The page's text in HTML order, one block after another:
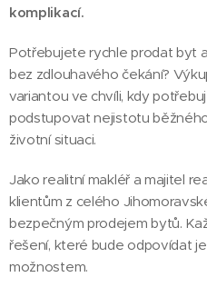
komplikací.
Potřebujete rychle prodat byt
bez zdlouhavého čekání?
variantou ve chvíli, kdy
podstupovat nejistotu
životní situaci.
Jako realitní makléř a majitel
klientům z celého
bezpečným prodejem bytů.
řešení, které bude odpovídat
možnostem.